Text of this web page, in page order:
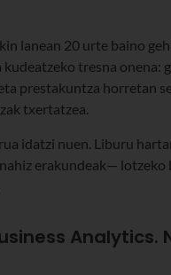
lanean 20 urte baino
tresna onena:
prestakuntza horretan
txertatzea.
idatzi nuen. Liburu
erakundeak— lotzeko